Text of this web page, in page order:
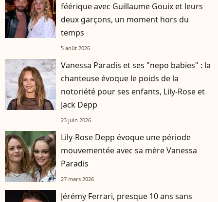
féérique avec Guillaume Gouix et leurs
deux garçons, un moment hors du
temps
5 août 2026
Vanessa Paradis et ses "nepo babies" : la
chanteuse évoque le poids de la
notoriété pour ses enfants, Lily-Rose et
Jack Depp
23 juin 2026
Lily-Rose Depp évoque une période
mouvementée avec sa mère Vanessa
Paradis
27 mars 2026
Jérémy Ferrari, presque 10 ans sans